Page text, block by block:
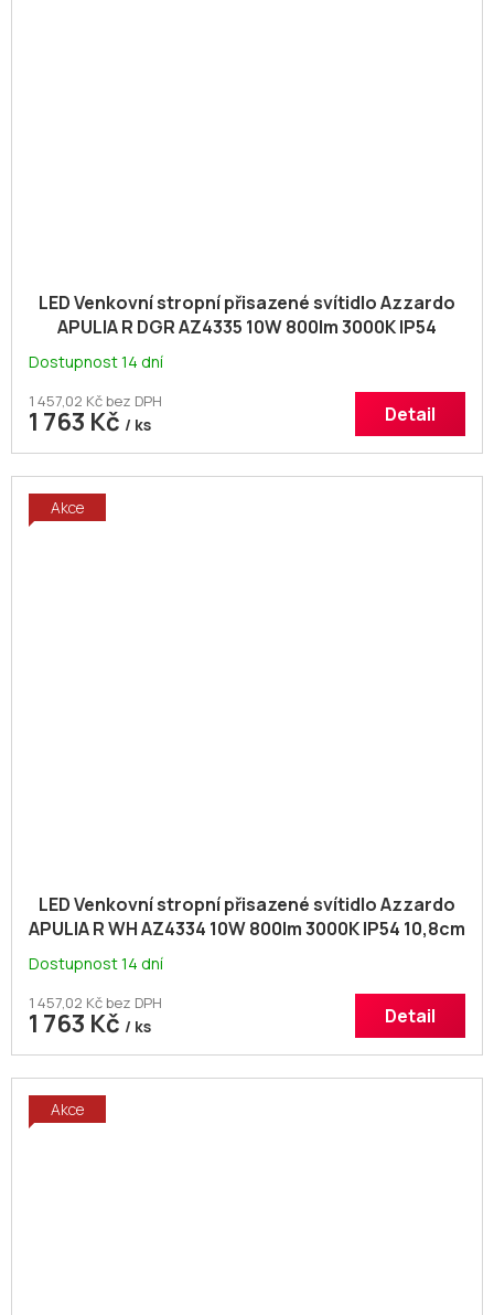
LED Venkovní stropní přisazené svítidlo Azzardo
APULIA R DGR AZ4335 10W 800lm 3000K IP54
Dostupnost 14 dní
1 457,02 Kč bez DPH
1 763 Kč / ks Detail
Akce
LED Venkovní stropní přisazené svítidlo Azzardo
APULIA R WH AZ4334 10W 800lm 3000K IP54 10,8cm
Dostupnost 14 dní
1 457,02 Kč bez DPH
1 763 Kč / ks Detail
Akce